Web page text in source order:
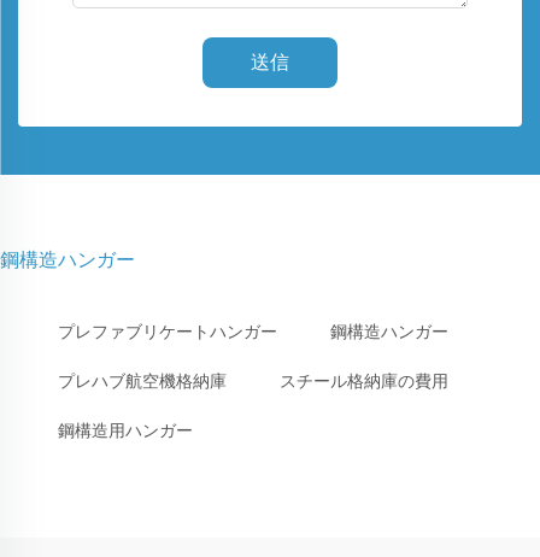
送信
鋼構造ハンガー
プレファブリケートハンガー 鋼構造ハンガー
プレハブ航空機格納庫 スチール格納庫の費用
鋼構造用ハンガー